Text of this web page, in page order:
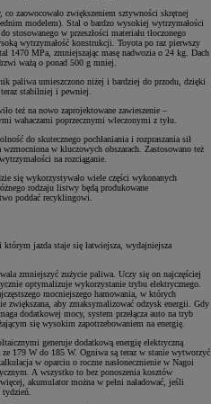
zaowocowało zwiększeniem sztywności skrętnej
modelem). Stal o bardzo wysokiej wytrzymałości
stosowanego w przeszłości materiału tłoczonego
wytrzymałość konstrukcji. Toyota po raz pierwszy
1470 MPa, zmniejszając masę nadwozia o 24 kg. Dach
ważą o ponad 500 g mniej.
paliwa umieszczono niżej i bardziej do przodu, dzięki
stabilniej i pewniej.
też na nowo zaprojektowane zawieszenie –
wahaczami poprzecznymi wleczonymi z tyłu.
do skutecznego pochłaniania i rozpraszania sił
w kluczowych obszarach. Zastosowano też
na rozciąganie.
się wykorzystywało wiele części wykonanych
rodzaju listwy będą produkowane
poddać recyklingowi.
jazda staje się łatwiejsza, wydajniejsza
zmniejszyć zużycie paliwa. Uczy się on najczęściej
optymalizuje wykorzystanie trybu elektrycznego.
mocniejszego hamowania, w których
zwiększana, aby zmaksymalizować odzysk energii. Gdy
dodatkowej mocy, system przełącza auto na tryb
się wysokim zapotrzebowaniem na energię.
generuje dodatkową energię elektryczną
179 W do 185 W. Ogniwa są teraz w stanie wytworzyć
w oparciu o roczne nasłonecznienie w Nagoi
A wszystko to bez ponoszenia kosztów
akumulator można w pełni naładować, jeśli